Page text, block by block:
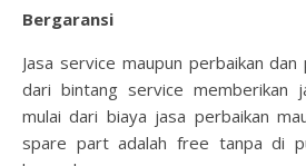
Bergaransi
Jasa service maupun perbaikan
dari bintang service memberikan
mulai dari biaya jasa perbaikan
spare part adalah free tanpa di